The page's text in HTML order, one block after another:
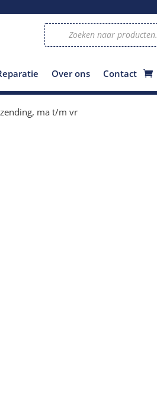
Producten
zoeken
Over ons Contact
ma t/m vr